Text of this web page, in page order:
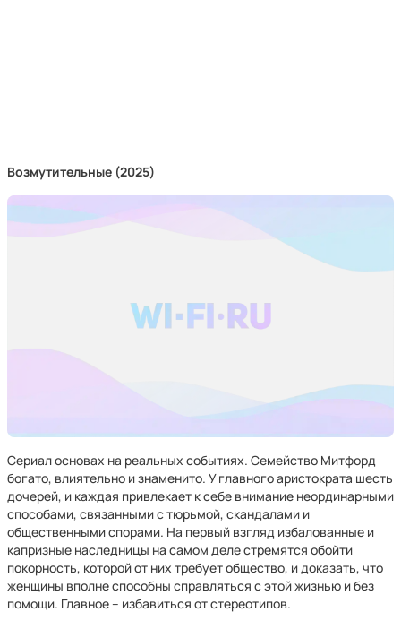
Возмутительные (2025)
Сериал основах на реальных событиях. Семейство Митфорд
богато, влиятельно и знаменито. У главного аристократа шесть
дочерей, и каждая привлекает к себе внимание неординарными
способами, связанными с тюрьмой, скандалами и
общественными спорами. На первый взгляд избалованные и
капризные наследницы на самом деле стремятся обойти
покорность, которой от них требует общество, и доказать, что
женщины вполне способны справляться с этой жизнью и без
помощи. Главное – избавиться от стереотипов.